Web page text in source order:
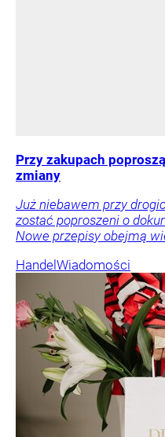
Przy zakupach
zmiany
Już niebawem przy
zostać poproszeni o
Nowe przepisy obejmą
HandelWiadomości